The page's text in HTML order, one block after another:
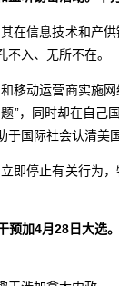
在信息技术和产
入、无所不在。
移动运营商实施
”，同时却在自
国际社会认清美
即停止有关行为
预加4月28日大选